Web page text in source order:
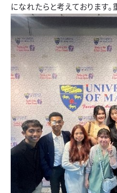
になれたらと考えております